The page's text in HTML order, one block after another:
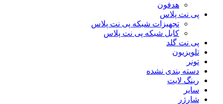
هدفون
پی نت پلاس
تجهیزات شبکه پی نت پلاس
کابل شبکه پی نت پلاس
پی نت گلد
تلویزیون
تونر
دسته بندی نشده
رینگ لایت
سایر
شارژر